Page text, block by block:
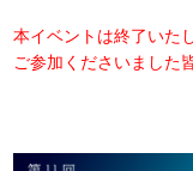
本イベントは終了いた
ご参加くださいました